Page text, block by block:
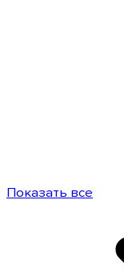
Показать все